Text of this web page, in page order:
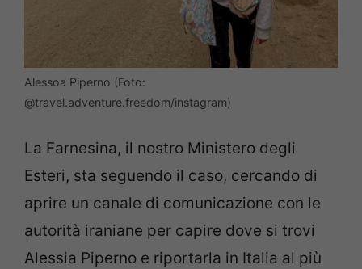
Alessoa Piperno (Foto:
@travel.adventure.freedom/instagram)
La Farnesina, il nostro Ministero degli
Esteri, sta seguendo il caso, cercando di
aprire un canale di comunicazione con le
autorità iraniane per capire dove si trovi
Alessia Piperno e riportarla in Italia al più